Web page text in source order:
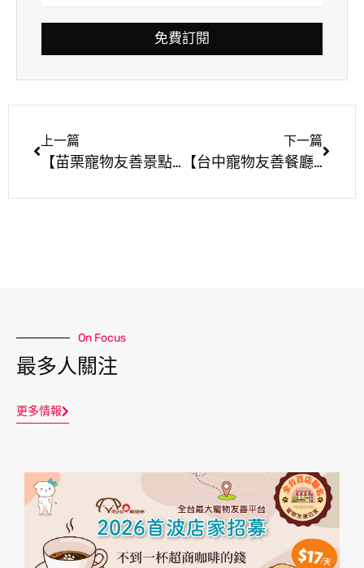
免費訂閱
上一篇
【苗栗寵物友善景點】天空之城
下一篇
【台中寵物友善餐廳】湄南河泰式庭園餐廳 Maenam Thai
On Focus
最多人關注
更多情報